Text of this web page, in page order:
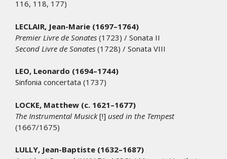
116, 118, 177)
LECLAIR, Jean-Marie (1697–1764)
Premier Livre de Sonates (1723) / Sonata II
Second Livre de Sonates (1728) / Sonata VIII
LEO, Leonardo (1694–1744)
Sinfonia concertata (1737)
LOCKE, Matthew (c. 1621–1677)
The Instrumental Musick[!] used in the Tempest
(1667/1675)
LULLY, Jean-Baptiste (1632–1687)